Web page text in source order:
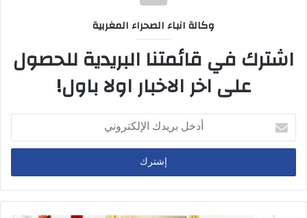
وكالة انباء الصحراء المغربية
اشترك في قائمتنا البريدية للحصول
على اخر الاخبار اولا باول!
أدخل
بريدك
الإلكتروني